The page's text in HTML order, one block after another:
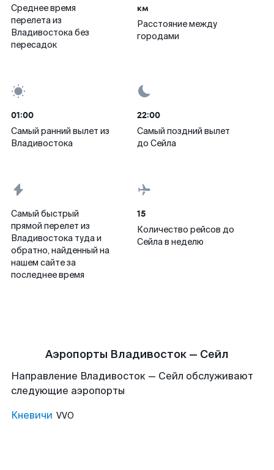
Среднее время
перелета из
Владивостока без
пересадок
км
Расстояние между
городами
01:00
Самый ранний вылет из
Владивостока
22:00
Самый поздний вылет
до Сейла
Самый быстрый
прямой перелет из
Владивостока туда и
обратно, найденный на
нашем сайте за
последнее время
15
Количество рейсов до
Сейла в неделю
Аэропорты Владивосток — Сейл
Направление Владивосток — Сейл обслуживают
следующие аэропорты
Кневичи VVO